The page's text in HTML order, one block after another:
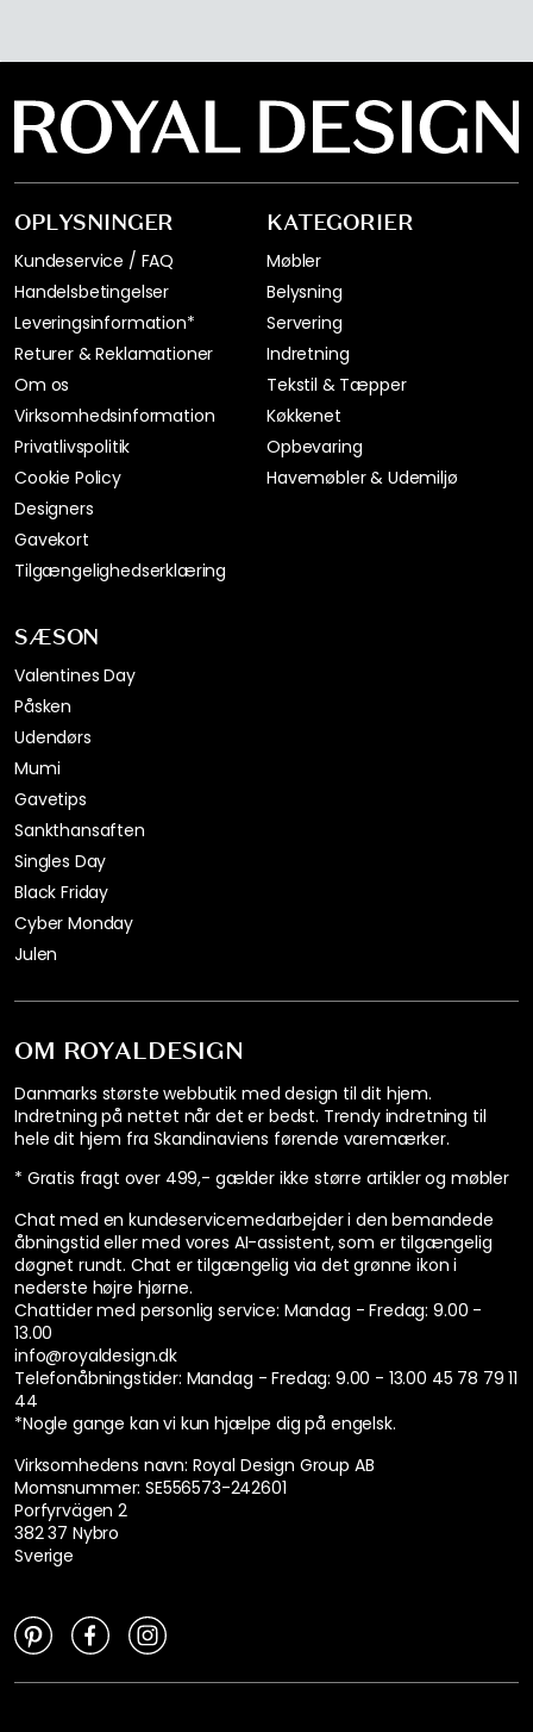
OM ROYALDESIGN
Danmarks største webbutik med design til dit hjem.
Indretning på nettet når det er bedst. Trendy indretning til
hele dit hjem fra Skandinaviens førende varemærker.
* Gratis fragt over 499,- gælder ikke større artikler og møbler
Chat med en kundeservicemedarbejder i den bemandede
åbningstid eller med vores AI-assistent, som er tilgængelig
døgnet rundt. Chat er tilgængelig via det grønne ikon i
nederste højre hjørne.
Chattider med personlig service: Mandag - Fredag: 9.00 -
13.00
info@royaldesign.dk
Telefonåbningstider: Mandag - Fredag: 9.00 - 13.00 45 78 79 11
44
*Nogle gange kan vi kun hjælpe dig på engelsk.
Virksomhedens navn: Royal Design Group AB
Momsnummer: SE556573-242601
Porfyrvägen 2
382 37 Nybro
Sverige
OPLYSNINGER
Kundeservice / FAQ
Handelsbetingelser
Leveringsinformation*
Returer & Reklamationer
Om os
Virksomhedsinformation
Privatlivspolitik
Cookie Policy
Designers
Gavekort
Tilgængelighedserklæring
KATEGORIER
Møbler
Belysning
Servering
Indretning
Tekstil & Tæpper
Køkkenet
Opbevaring
Havemøbler & Udemiljø
SÆSON
Valentines Day
Påsken
Udendørs
Mumi
Gavetips
Sankthansaften
Singles Day
Black Friday
Cyber Monday
Julen